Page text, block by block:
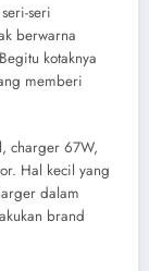
seri
berwarna
kotaknya
memberi
charger 67W,
Hal kecil yang
dalam
brand